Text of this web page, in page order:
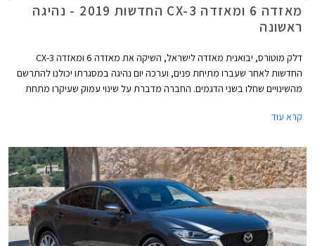
מאזדה 6 ומאזדה CX-3 החדשות 2019 - נהיגה
ראשונה
דלק מוטורס, יבואנית מאזדה לישראל, השיקה את מאזדה 6 ומאזדה CX-3
החדשות לאחר שעברו מתיחת פנים, וערכה יום נהיגה במסגרתו יכולנו להתרשם
מהשינויים שחלו בשני הדגמים. החברה מדברת על שינוי עמוק שעיקרו מתחת
העממיים לבין יצרני הפרימיום.
קרא עוד